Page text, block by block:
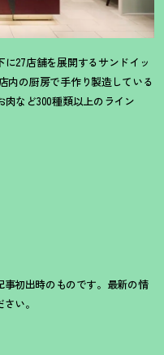
27店舗を展開するサンドイッ
内の厨房で手作り製造している
など300種類以上のライン
初出時のものです。最新の情
い。